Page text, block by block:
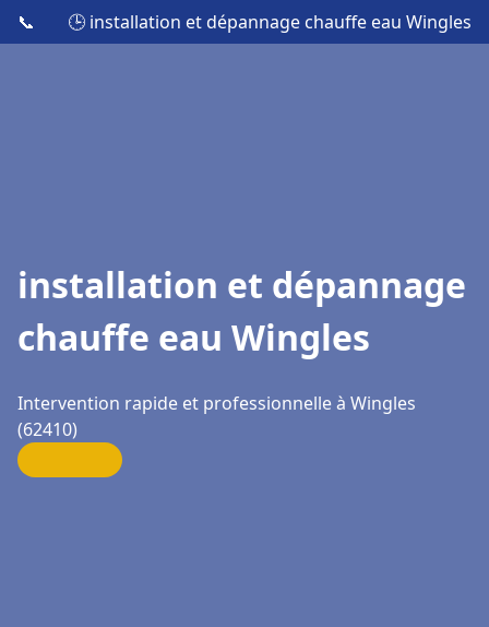
📞 🕒 installation et dépannage chauffe eau Wingles
installation et dépannage
chauffe eau Wingles
Intervention rapide et professionnelle à Wingles
(62410)